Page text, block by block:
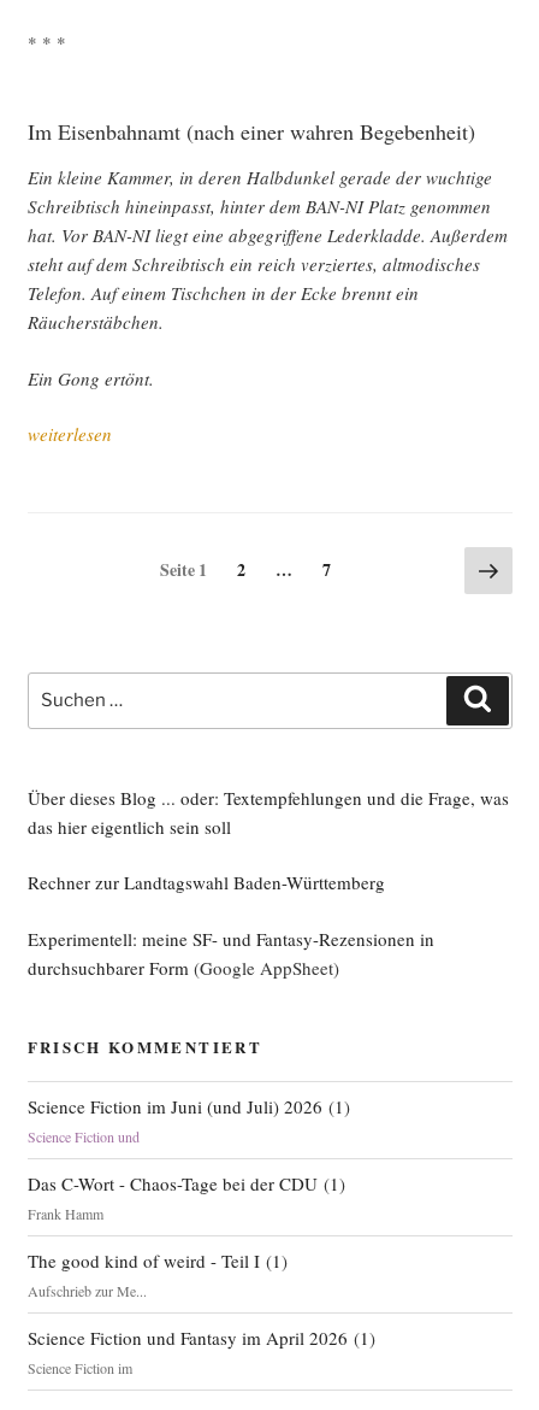
* * *
Im Eisenbahnamt (nach einer wahren Begebenheit)
Ein klei­ne Kam­mer, in deren Halb­dun­kel gera­de der wuch­ti­ge
Schreib­tisch hin­ein­passt, hin­ter dem BAN-NI Platz genom­men
hat. Vor BAN-NI liegt eine abge­grif­fe­ne Leder­klad­de. Außer­dem
steht auf dem Schreib­tisch ein reich ver­zier­tes, alt­mo­di­sches
Tele­fon. Auf einem Tisch­chen in der Ecke brennt ein
Räucherstäbchen.
Ein Gong ertönt.
„Im
ben­
heit)“
weiterlesen
Seitennummerierung
Seite1 Seite
2 … Seite
7
Seite
Suche
nach:
Über dieses Blog ... oder: Textempfehlungen und die Frage, was
das hier eigentlich sein soll
Rechner zur Landtagswahl Baden-Württemberg
Experimentell: meine SF- und Fantasy-Rezensionen in
durchsuchbarer Form (Google AppSheet)
FRISCH KOMMENTIERT
Science Fiction im Juni (und Juli) 2026 (1)
Science Fiction und
Das C-Wort - Chaos-Tage bei der CDU(1)
Frank Hamm
The good kind of weird - Teil I(1)
Aufschrieb zur Me...
Science Fiction und Fantasy im April 2026 (1)
Science Fiction im